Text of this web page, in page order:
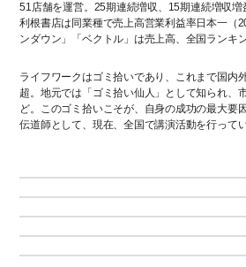
51店舗を運営。25期連続増収、15期連続増収増
利根書店は同業種で売上高営業利益率日本一（
ンダウン」「ベクトル」は売上高、全国ランキ
ライフワークはゴミ拾いであり、これまで国内
超。地元では「ゴミ拾い仙人」として知られ、
ど。このゴミ拾いこそが、自身の成功の最大要
伝道師として、現在、全国で講演活動を行ってい